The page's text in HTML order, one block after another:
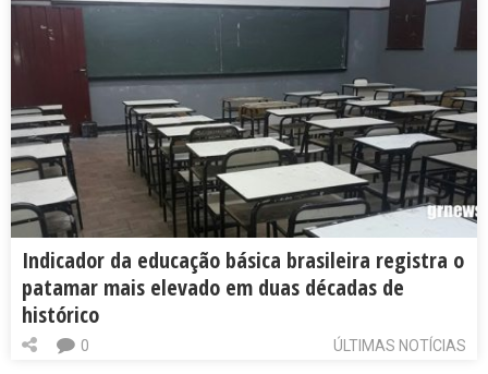
Indicador da educação básica brasileira registra o
patamar mais elevado em duas décadas de
histórico
ÚLTIMAS NOTÍCIAS
0